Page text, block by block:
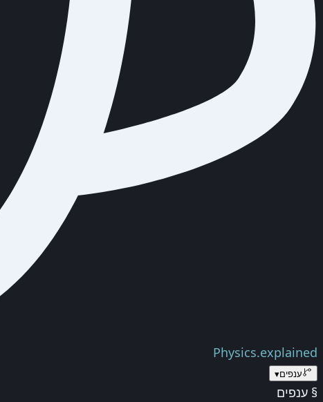
Physics.explained
ענפים▾
§ ענפים